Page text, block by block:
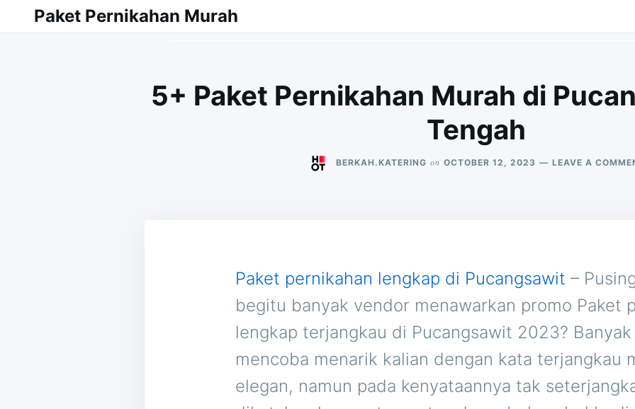
Search
Paket Pernikahan Murah
5+ Paket Pernikahan Murah di
Tengah
BERKAH.KATERING on OCTOBER 12, 2023 LEAVE A
Paket pernikahan lengkap di Pucangsawit –
begitu banyak vendor menawarkan promo Paket
lengkap terjangkau di Pucangsawit 2023?
mencoba menarik kalian dengan kata terjangkau
elegan, namun pada kenyataannya tak